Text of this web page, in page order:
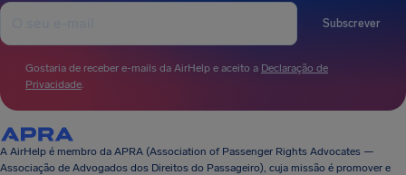
Subscrever
Gostaria de receber e-mails da AirHelp e aceito a Declaração de
Privacidade.
A AirHelp é membro da APRA (Association of Passenger Rights Advocates —
Associação de Advogados dos Direitos do Passageiro), cuja missão é promover e